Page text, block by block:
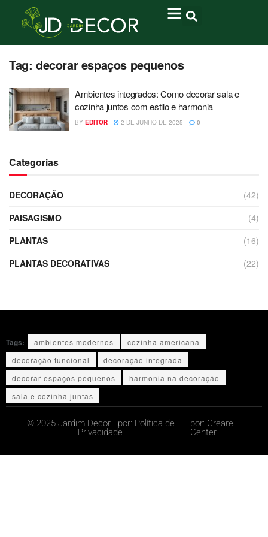
Tag: decorar espaços pequenos
Ambientes integrados: Como decorar sala e
cozinha juntos com estilo e harmonia
BY EDITOR 2 DE JUNHO DE 2025 0
Categorias
DECORAÇÃO
(42)
PAISAGISMO
(4)
PLANTAS
(16)
PLANTAS DECORATIVAS
(22)
Tags: ambientes modernos
cozinha americana
decoração funcional
decoração integrada
decorar espaços pequenos
harmonia na decoração
sala e cozinha juntas
© 2025 Jardim Decor - por: Política de
Privacidade.
por: Creare
Center.